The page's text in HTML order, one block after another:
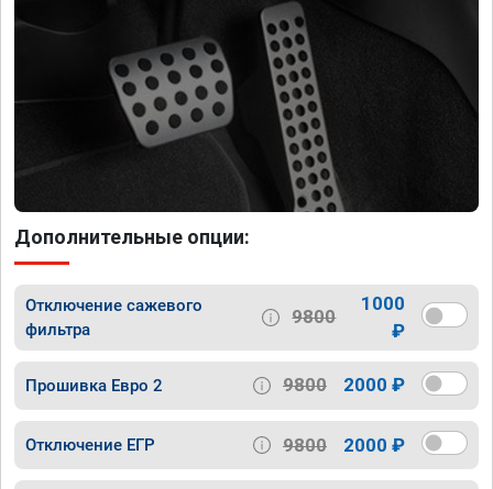
Дополнительные опции:
Отключение сажевого
фильтра
9800
1000
₽
Прошивка Евро 2 9800 2000 ₽
Отключение ЕГР 9800 2000 ₽